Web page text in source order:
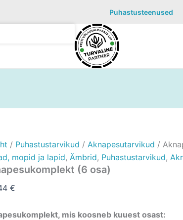
Puhastusteenused
/ Puhastustarvikud / Aknapesutarvikud /
mopid ja lapid, Ämbrid, Puhastustarvikud,
(6 osa)
€
mis koosneb kuuest osast: